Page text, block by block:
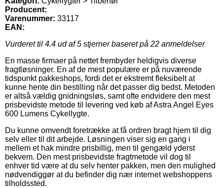
Producent:
Varenummer: 33117
EAN:
Vurderet til 4.4 ud af 5 stjerner baseret på 22 anmeldelser
En masse firmaer på nettet frembyder heldigvis diverse
fragtløsninger. En af de mest populære er på nuværende
tidspunkt pakkeshops, fordi det er ekstremt fleksibelt at
kunne hente din bestilling når det passer dig bedst. Metoden
er altså vældig gnidningsløs, samt ofte endvidere den mest
prisbevidste metode til levering ved køb af Astra Angel Eyes
600 Lumens Cykellygte.
Du kunne omvendt foretrække at få ordren bragt hjem til dig
selv eller til dit arbejde. Løsningen viser sig en gang i
mellem et hak mindre prisbillig, men til gengæld yderst
bekvem. Den mest prisbevidste fragtmetode vil dog til
enhver tid være at du selv henter pakken, men den mulighed
nødvendiggør at du befinder dig nær internet webshoppens
tilholdssted.